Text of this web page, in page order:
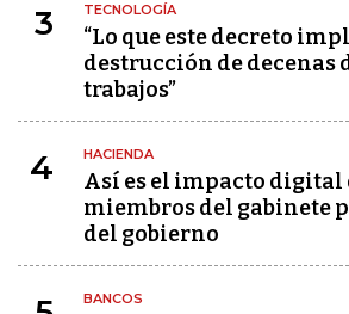
3 TECNOLOGÍA
“Lo que este decreto
destrucción de decenas
trabajos”
4 HACIENDA
Así es el impacto digital
miembros del gabinete
del gobierno
BANCOS